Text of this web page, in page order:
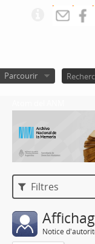
Parcourir
Filtres
Notice